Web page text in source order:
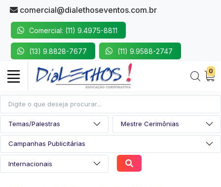
comercial@dialethoseventos.com.br
Comercial: (11) 9.4975-8811
(13) 9.8828-7677 (11) 9.9588-2747
0